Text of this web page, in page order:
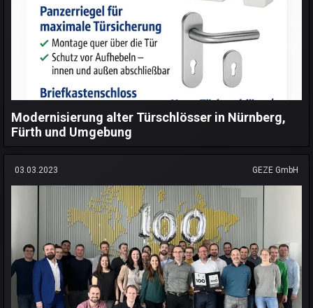
Modernisierung alter Türschlösser in Nürnberg,
Fürth und Umgebung
03.03.2023 GEZE GmbH